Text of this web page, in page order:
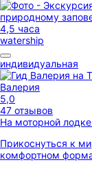
4,5 часа
watership
индивидуальная
Валерия
5,0
47 отзывов
На моторной
Прикоснуться к
комфортном